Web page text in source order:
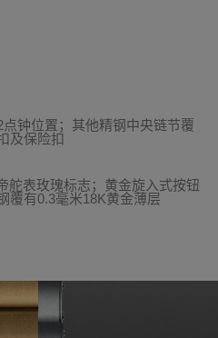
钟位置；其他精钢中央链节覆
及保险扣
舵表玫瑰标志；黄金旋入式按钮
覆有0.3毫米18K黄金薄层